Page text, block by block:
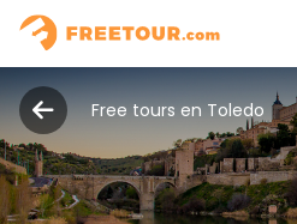
Free tours en Toledo